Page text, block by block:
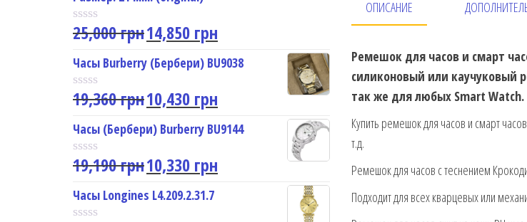
o
u
t
o
5
R
t
e
d
0
o
u
t
o
f
5
25,000грн14,850 грн
Часы Burberry (Бербери) BU9038
R
t
e
d
0
o
u
t
o
19,360грн10,430 грн
Часы (Бербери) Burberry BU9144
R
t
e
d
19,190грн10,330 грн
Часы Longines L4.209.2.31.7
ОПИСАНИЕ
Ремешок для часов и смарт
силиконовый или каучуковый
так же для любых Smart Watch.
Купить ремешок для часов и смарт
т.д.
Ремешок для часов с теснением
Подходит для всех кварцевых или